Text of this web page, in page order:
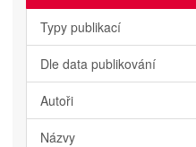
Typy publikací
Dle data publikování
Autoři
Názvy